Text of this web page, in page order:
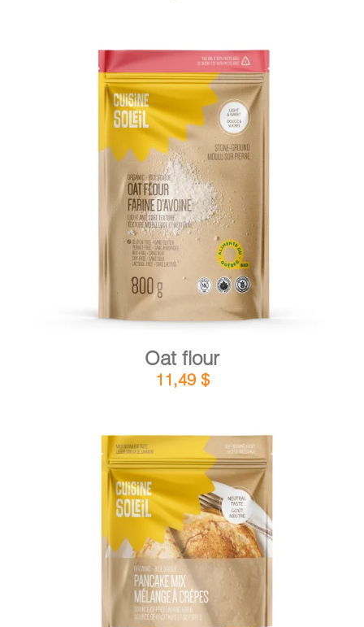
ADD TO CART DETAILS
Oat flour
11,49 $
ADD TO CART